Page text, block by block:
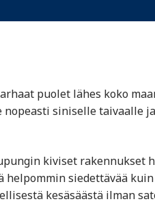
puolet lähes koko
siniselle taivaalle
kiviset rakennukset
helpommin siedettävää
kesäsäästä ilman